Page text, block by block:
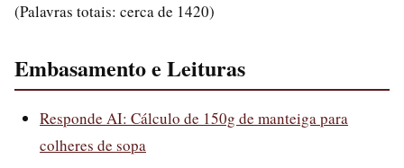
(Palavras totais: cerca de 1420)
Embasamento e Leituras
Responde AI: Cálculo de 150g de manteiga para
colheres de sopa